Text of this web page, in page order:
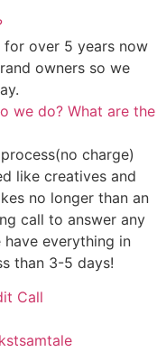
for over 5 years now
owners so we
we do? What are the
charge)
like creatives and
no longer than an
call to answer any
have everything in
than 3-5 days!
Call